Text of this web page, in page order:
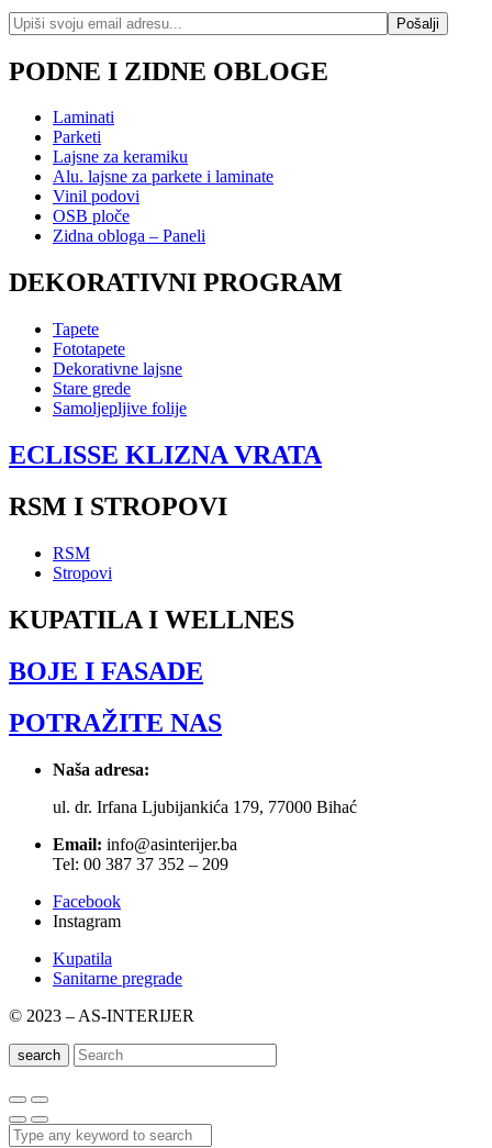
PODNE I ZIDNE OBLOGE
Laminati
Parketi
Lajsne za keramiku
Alu. lajsne za parkete i laminate
Vinil podovi
OSB ploče
Zidna obloga – Paneli
DEKORATIVNI PROGRAM
Tapete
Fototapete
Dekorativne lajsne
Stare grede
Samoljepljive folije
ECLISSE KLIZNA VRATA
RSM I STROPOVI
RSM
Stropovi
KUPATILA I WELLNES
BOJE I FASADE
POTRAŽITE NAS
Naša adresa:
ul. dr. Irfana Ljubijankića 179, 77000 Bihać
Email: info@asinterijer.ba
Tel: 00 387 37 352 – 209
Facebook
Instagram
Kupatila
Sanitarne pregrade
© 2023 – AS-INTERIJER
search